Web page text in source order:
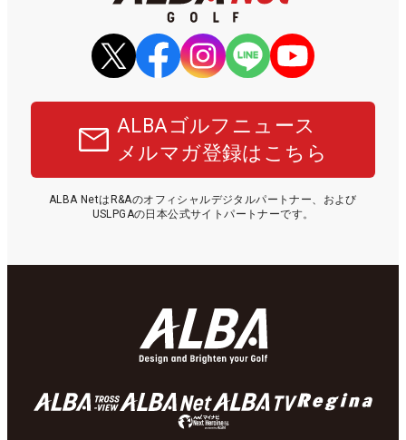
ALBAゴルフニュース
メルマガ登録はこちら
ALBA NetはR&Aのオフィシャルデジタルパートナー、および
USLPGAの日本公式サイトパートナーです。